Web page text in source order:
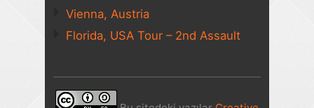
Vienna, Austria
Florida, USA Tour – 2nd Assault